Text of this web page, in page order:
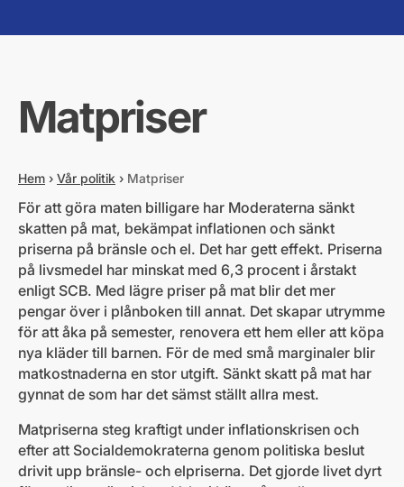
Matpriser
Hem › Vår politik › Matpriser
För att göra maten billigare har Moderaterna sänkt
skatten på mat, bekämpat inflationen och sänkt
priserna på bränsle och el. Det har gett effekt. Priserna
på livsmedel har minskat med 6,3 procent i årstakt
enligt SCB. Med lägre priser på mat blir det mer
pengar över i plånboken till annat. Det skapar utrymme
för att åka på semester, renovera ett hem eller att köpa
nya kläder till barnen. För de med små marginaler blir
matkostnaderna en stor utgift. Sänkt skatt på mat har
gynnat de som har det sämst ställt allra mest.
Matpriserna steg kraftigt under inflationskrisen och
efter att Socialdemokraterna genom politiska beslut
drivit upp bränsle- och elpriserna. Det gjorde livet dyrt